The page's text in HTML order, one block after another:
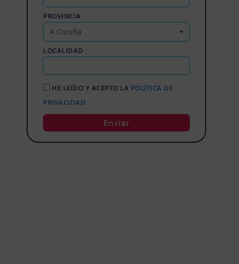
PROVINCIA
LOCALIDAD
HE LEÍDO Y ACEPTO LA POLÍTICA DE
PRIVACIDAD
Enviar